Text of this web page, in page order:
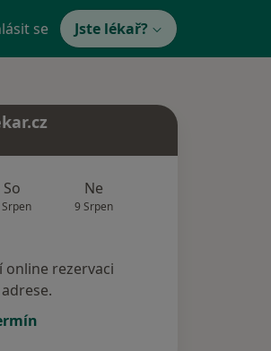
se Jste lékař?
So Ne
9 Srpen
online rezervaci